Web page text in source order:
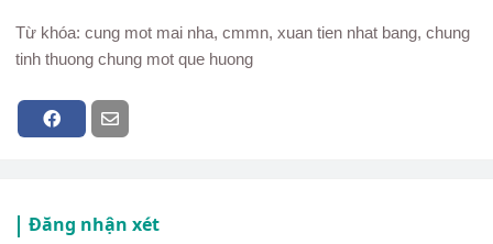
Từ khóa: cung mot mai nha, cmmn, xuan tien nhat bang, chung
tinh thuong chung mot que huong
Đăng nhận xét